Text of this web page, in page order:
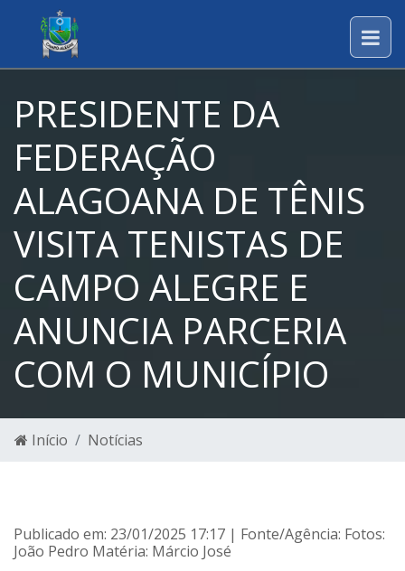
PRESIDENTE DA
FEDERAÇÃO
ALAGOANA DE TÊNIS
VISITA TENISTAS DE
CAMPO ALEGRE E
ANUNCIA PARCERIA
COM O MUNICÍPIO
Início Notícias
Publicado em: 23/01/2025 17:17 | Fonte/Agência: Fotos:
João Pedro Matéria: Márcio José